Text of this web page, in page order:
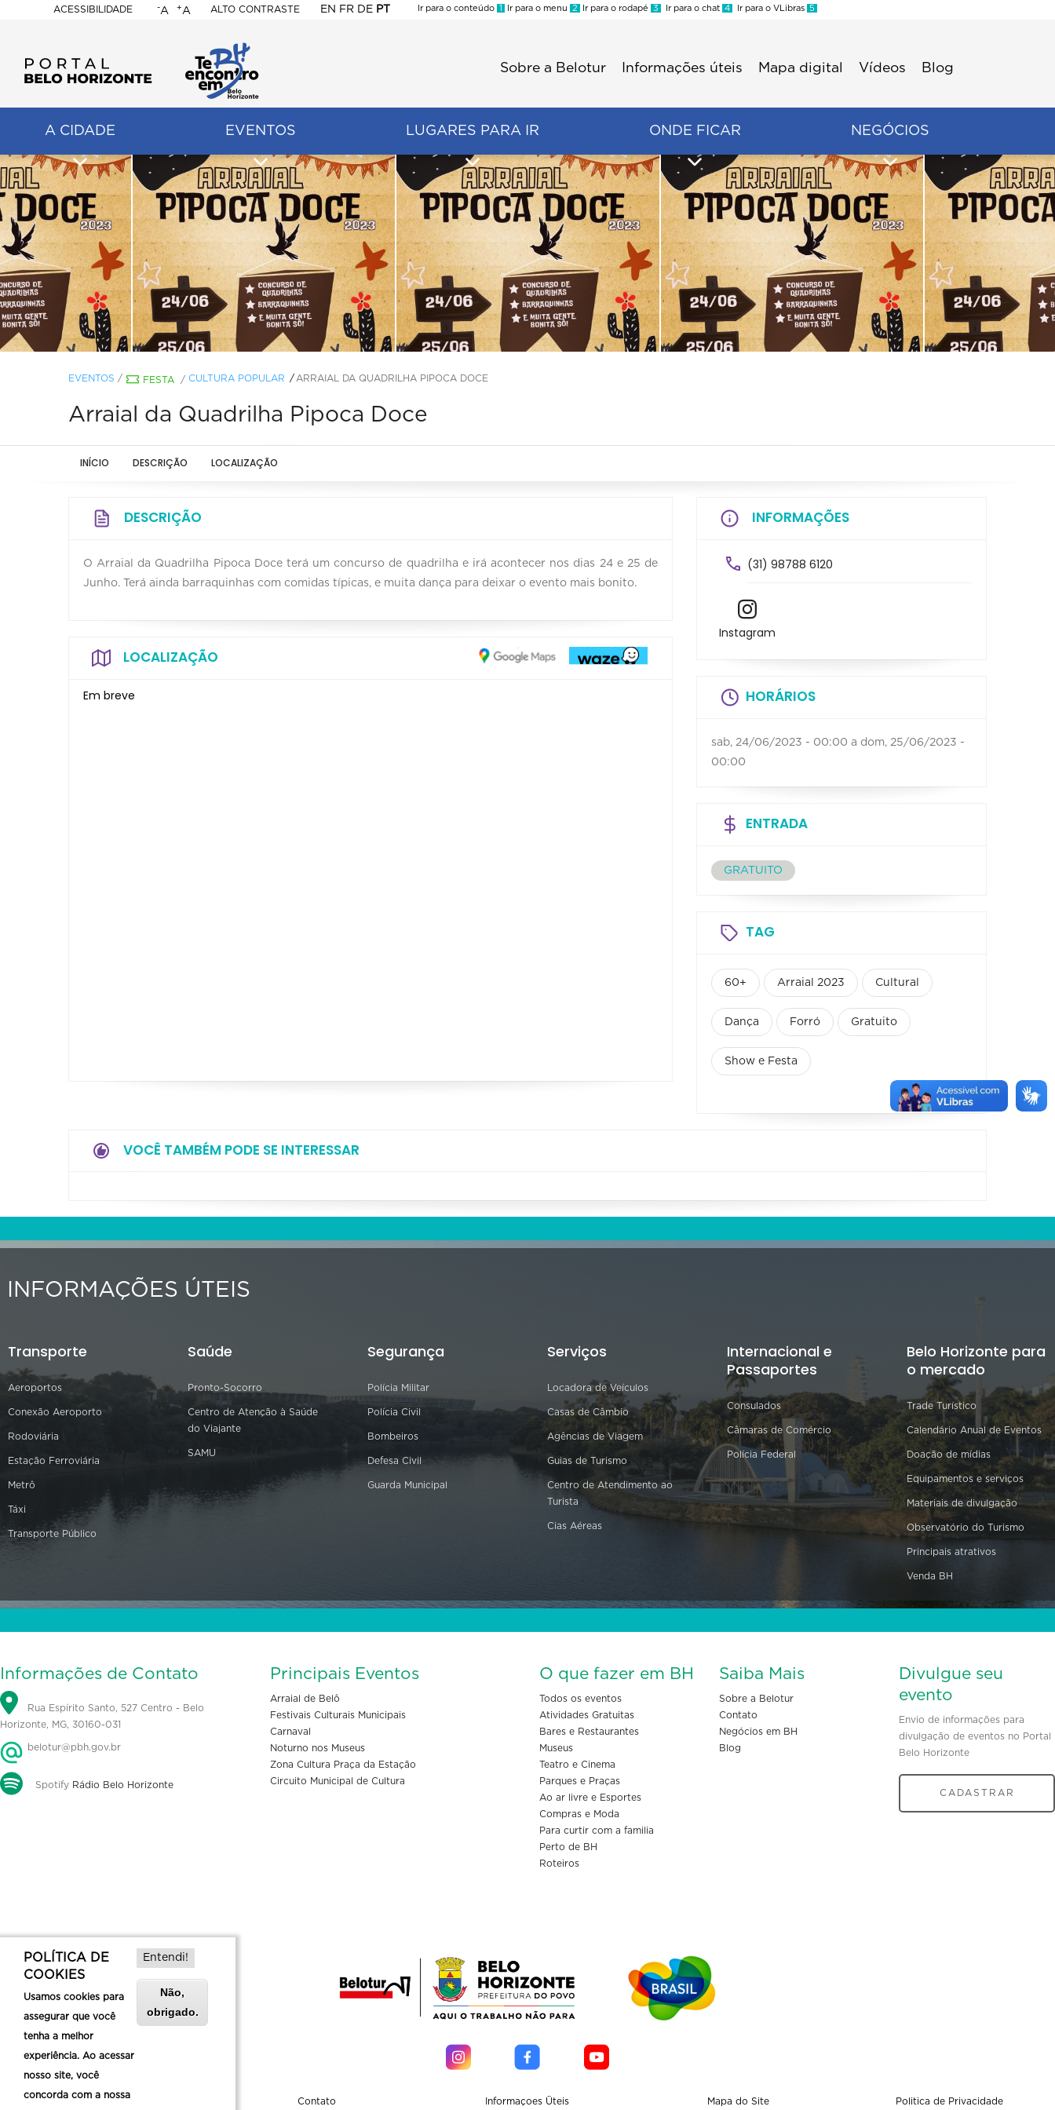
ACESSIBILIDADE
BELO
HORIZONTE
-A +A ALTO CONTRASTE EN FR DE PT
Ir para o conteúdo 1 Ir para o menu 2 Ir para o rodapé 3 Ir para o chat 4 Ir para o VLibras 5
Sobre a Belotur Informações úteis Mapa digital Vídeos Blog
A CIDADE EVENTOS LUGARES PARA IR ONDE FICAR NEGÓCIOS
EVENTOS / FESTA / CULTURA POPULAR ARRAIAL DA QUADRILHA PIPOCA DOCE
Arraial da Quadrilha Pipoca Doce
INÍCIO DESCRIÇÃO LOCALIZAÇÃO
DESCRIÇÃO
O Arraial da Quadrilha Pipoca Doce terá um concurso de quadrilha e irá acontecer nos dias 24 e 25 de
Junho. Terá ainda barraquinhas com comidas típicas, e muita dança para deixar o evento mais bonito.
LOCALIZAÇÃO
Em breve
INFORMAÇÕES
(31) 98788 6120
Instagram
HORÁRIOS
sab, 24/06/2023 - 00:00 a dom, 25/06/2023 -
00:00
ENTRADA
GRATUITO
TAG
60+ Arraial 2023 Cultural
Dança Forró Gratuito
Show e Festa
VOCÊ TAMBÉM PODE SE INTERESSAR
INFORMAÇÕES ÚTEIS
Transporte
Aeroportos
Conexão Aeroporto
Rodoviária
Estação Ferroviária
Metrô
Táxi
Transporte Público
Saúde
Pronto-Socorro
Centro de Atenção à Saúde
do Viajante
SAMU
Segurança
Polícia Militar
Polícia Civil
Bombeiros
Defesa Civil
Guarda Municipal
Serviços
Locadora de Veículos
Casas de Câmbio
Agências de Viagem
Guias de Turismo
Centro de Atendimento ao
Turista
Cias Aéreas
Internacional e
Passaportes
Consulados
Câmaras de Comércio
Polícia Federal
Belo Horizonte para
o mercado
Trade Turístico
Calendário Anual de Eventos
Doação de mídias
Equipamentos e serviços
Materiais de divulgação
Observatório do Turismo
Principais atrativos
Venda BH
Informações de Contato
Rua Espírito Santo, 527 Centro - Belo
Horizonte, MG, 30160-031
belotur@pbh.gov.br
Spotify Rádio Belo Horizonte
Principais Eventos
Arraial de Belô
Festivais Culturais Municipais
Carnaval
Noturno nos Museus
Zona Cultura Praça da Estação
Circuito Municipal de Cultura
O que fazer em BH
Todos os eventos
Atividades Gratuitas
Bares e Restaurantes
Museus
Teatro e Cinema
Parques e Praças
Ao ar livre e Esportes
Compras e Moda
Para curtir com a familia
Perto de BH
Roteiros
Saiba Mais
Sobre a Belotur
Contato
Negócios em BH
Blog
Divulgue seu
evento
Envio de informações para
divulgação de eventos no Portal
Belo Horizonte
CADASTRAR
Sobre a Belotur Contato Informaçoes Üteis Mapa do Site Politica de Privacidade
POLÍTICA DE
COOKIES
Usamos cookies para
assegurar que você
tenha a melhor
experiência. Ao acessar
nosso site, você
concorda com a nossa
Entendi!
Não,
obrigado.